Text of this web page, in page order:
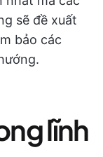
sẽ đề xuất
bảo các
lĩnh